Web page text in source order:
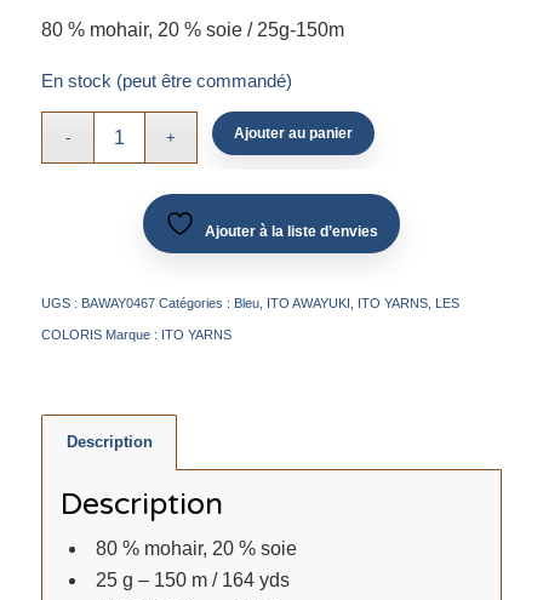
80 % mohair, 20 % soie / 25g-150m
En stock (peut être commandé)
Ajouter au panier
Ajouter à la liste d’envies
UGS : BAWAY0467 Catégories : Bleu, ITO AWAYUKI , ITO YARNS, LES
COLORIS Marque : ITO YARNS
Description
Description
80 % mohair, 20 % soie
25 g – 150 m / 164 yds